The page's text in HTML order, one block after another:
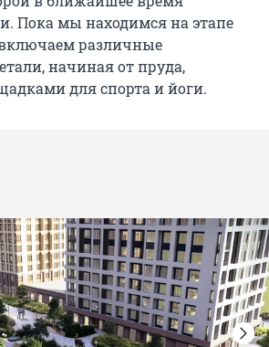
Пока мы находимся на этапе
различные
начиная от пруда,
для спорта и йоги.